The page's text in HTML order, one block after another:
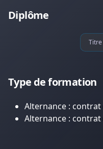
Diplôme
Type de formation
Alternance :
Alternance :